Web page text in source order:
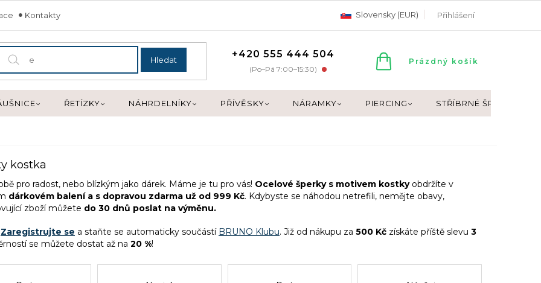
Kontakty Slovensky (EUR) Přihlášení
Hledat +420 555 444 504
(Po–Pá 7:00–15:30)
NÁKUPNÍ
Prázdný košík
ŘETÍZKY NÁHRDELNÍKY PŘÍVĚSKY NÁRAMKY PIERCING STŘÍBRNÉ ŠPERKY
kostka
pro radost, nebo blízkým jako dárek. Máme je tu pro vás! Ocelové šperky s motivem kostky obdržíte v
dárkovém balení a s dopravou zdarma už od 999 Kč. Kdybyste se náhodou netrefili, nemějte obavy,
zboží můžete do 30 dnů poslat na výměnu.
Zaregistrujte se a staňte se automaticky součástí BRUNO Klubu. Již od nákupu za 500 Kč získáte příště slevu 3
se můžete dostat až na 20 %!